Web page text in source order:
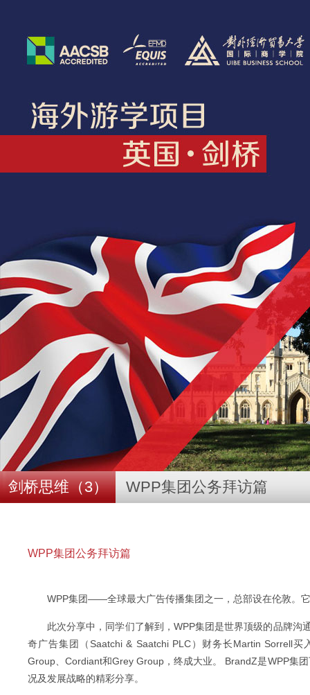
剑桥思维（3） WPP集团公务拜访篇
WPP集团公务拜访篇
WPP集团——全球最大广告传播集团之一，总部设在伦敦。
此次分享中，同学们了解到，WPP集团是世界顶级的品牌
奇广告集团（Saatchi & Saatchi PLC）财务长Martin Sorrell
Group、Cordiant和Grey Group，终成大业。 BrandZ是WPP集
况及发展战略的精彩分享。